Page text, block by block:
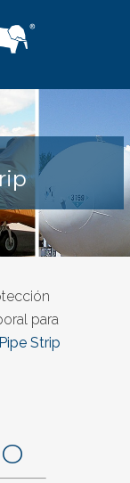
para
Strip